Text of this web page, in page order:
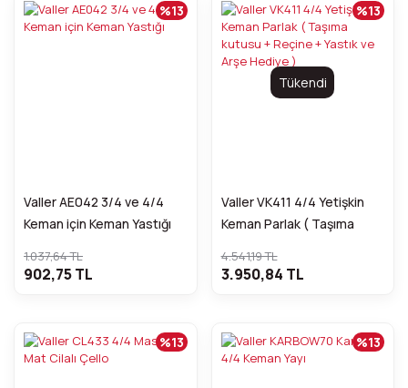
Valler AE042 3/4 ve 4/4
Keman için Keman Yastığı
%13
1.037,64 TL
902,75 TL
Tükendi
Valler VK411 4/4 Yetişkin
Keman Parlak ( Taşıma
Arşe Hediye )
%13
4.541,19 TL
3.950,84 TL
%13 %13